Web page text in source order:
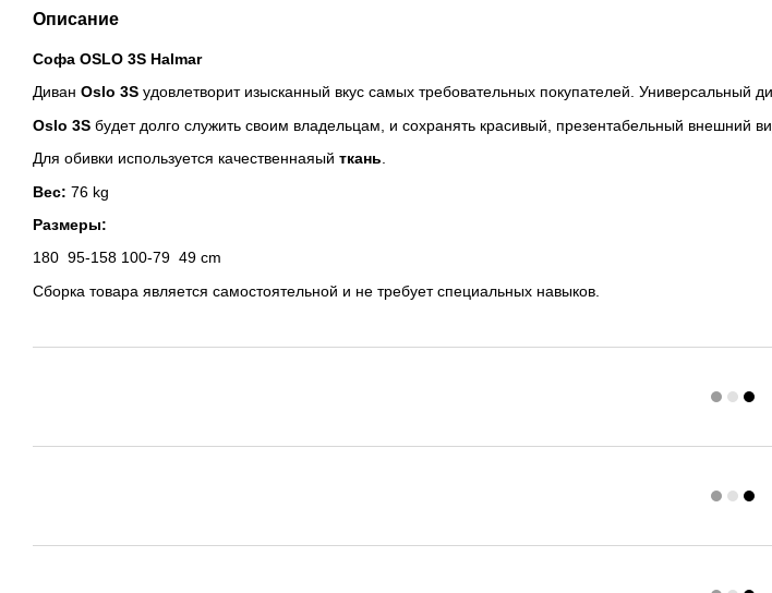
Описание
Софа OSLO 3S Halmar
Диван Oslo 3S удовлетворит изысканный вкус самых требовательных покупателей.
Oslo 3S будет долго служить своим владельцам, и сохранять красивый, презентабельный внешний
Для обивки используется качественнаяый ткань
Вес: 76 kg
Размеры:
180 95-158 100-79 49 cm
Сборка товара является самостоятельной и не требует специальных навыков.